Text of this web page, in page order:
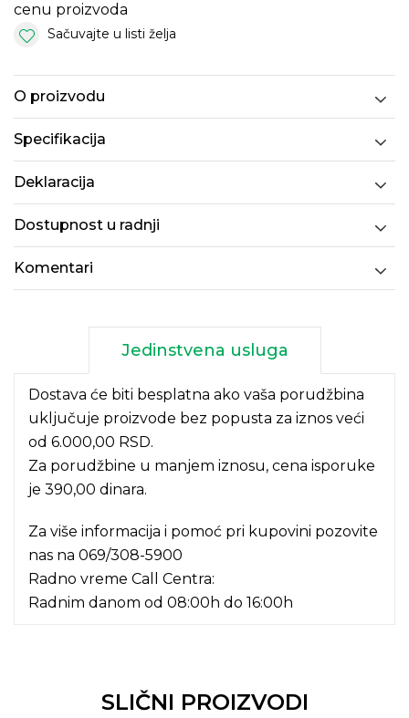
cenu proizvoda
Sačuvajte u listi želja
O proizvodu
Specifikacija
Deklaracija
Dostupnost u radnji
Komentari
Jedinstvena usluga
Dostava će biti besplatna ako vaša porudžbina
uključuje proizvode bez popusta za iznos veći
od 6.000,00 RSD.
Za porudžbine u manjem iznosu, cena isporuke
je 390,00 dinara.
Za više informacija i pomoć pri kupovini pozovite
nas na 069/308-5900
Radno vreme Call Centra:
Radnim danom od 08:00h do 16:00h
SLIČNI PROIZVODI